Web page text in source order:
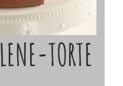
TORTE